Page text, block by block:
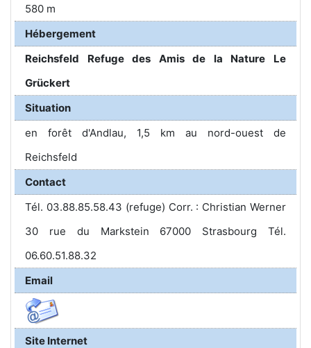
580 m
Hébergement
Reichsfeld Refuge des Amis de la Nature Le
Grückert
Situation
en forêt d'Andlau, 1,5 km au nord-ouest de
Reichsfeld
Contact
Tél. 03.88.85.58.43 (refuge) Corr. : Christian Werner
30 rue du Markstein 67000 Strasbourg Tél.
06.60.51.88.32
Email
Site Internet